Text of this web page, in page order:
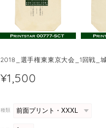
2018_選手権東東京大会_1回戦_
¥1,500
種類